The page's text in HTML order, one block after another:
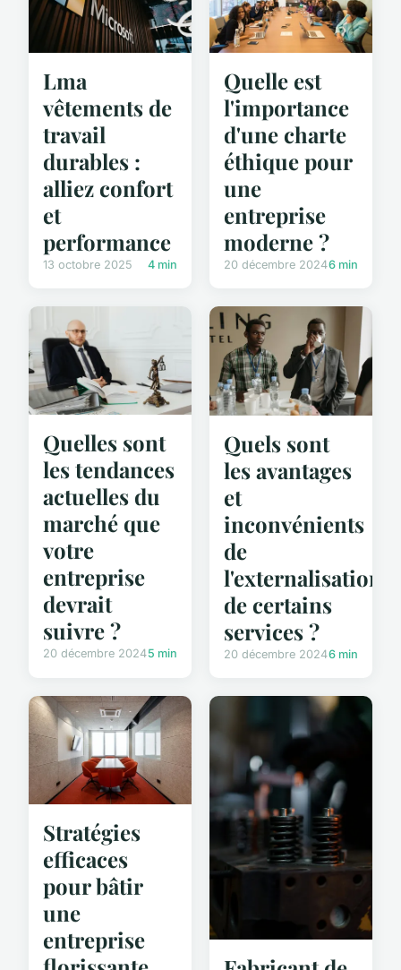
Lma
vêtements de
travail
durables :
alliez confort
et
performance
13 octobre 2025 4 min
Quelle est
l'importance
d'une charte
éthique pour
une
entreprise
moderne ?
20 décembre 20246 min
Quelles sont
les tendances
actuelles du
marché que
votre
entreprise
devrait
suivre ?
20 décembre 20245 min
Quels sont
les avantages
et
inconvénients
de
l'externalisation
de certains
services ?
20 décembre 20246 min
Stratégies
efficaces
pour bâtir
une
entreprise